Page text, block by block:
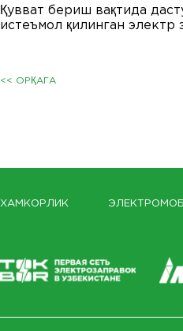
Қувват бериш вақтида
истеъмол қилинган электр
<< ОРҚАГА
ХАМКОРЛИК